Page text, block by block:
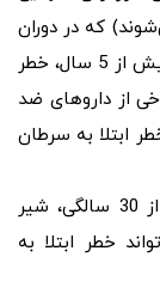
که در دوران
یائسگی مصرف می‌شوند، در صورت مصرف بیش از 5 سال، خطر
از داروهای ضد
ابتلا به سرطان
داشتن اولین بارداری بعد از 30 سالگی، شیر
خطر ابتلا به